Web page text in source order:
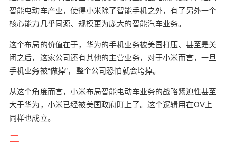
智能电动车产业，使得小米除了智能手机之外，有了另外一个
核心能力几乎同源、规模更为庞大的智能汽车业务。
这个布局的价值在于，华为的手机业务被美国打压、甚至是关
闭之后，这家公司还有其他的主营业务，对于小米而言，一旦
手机业务被“做掉”，整个公司恐怕就会垮掉。
从这个角度而言，小米布局智能电动车业务的战略紧迫性甚至
大于华为，小米已经被美国政府盯上了。这个逻辑用在OV上
同样也成立。
二
越他，他就会定义市场发展的节奏和游戏规则。 对
于小米和雷军而言，不能以静态的目光看待这个市
场、产品、技术和竞争对手，这些要素都在发生剧
烈的变化。 对于小米造车而言，优点和缺点一目了
然。 优点包括： 1. 极好的创始人 雷军能够在与苹
果、华为、三星等企业的激烈竞争中发展壮大，本
身已经证明了他的能力。 2. 通信、计算和软件方面
卓越的能力 小米在这方面的技术储备，优于绝大多
数造车新势力。鉴于此，将可以打造出非常好的整
验。 3. 小米之家 截止2021年1月，小米之家的门店